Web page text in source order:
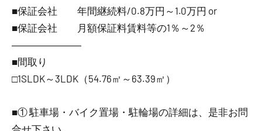
■保証会社 年間継続料/0.8万円～1.0万円 or
■保証会社 月額保証料賃料等の1％～2％
―――――――
■間取り
□1SLDK～3LDK（54.76㎡～63.39㎡）
■① 駐車場・バイク置場・駐輪場の詳細は、是非お問
合せ下さい。